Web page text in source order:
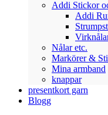
Addi Stickor
Addi
Nålar etc.
Markörer &
Mina armband
knappar
presentkort garn
Blogg